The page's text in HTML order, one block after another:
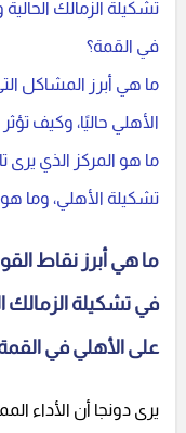
تشكيلة الزمالك
في القمة؟
ما هي أبرز المشاكل
الأهلي حاليًا، وكيف
ما هو المركز الذي يرى
تشكيلة الأهلي، وما هو
ما هي أبرز نقاط
في تشكيلة الزمالك
على الأهلي في
يرى دونجا أن الأداء